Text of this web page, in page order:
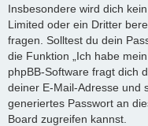
Insbesondere wird dich
Limited oder ein Dritter
fragen. Solltest du dein
die Funktion „Ich habe
phpBB-Software fragt dich
deiner E-Mail-Adresse und
generiertes Passwort an
Board zugreifen kannst.